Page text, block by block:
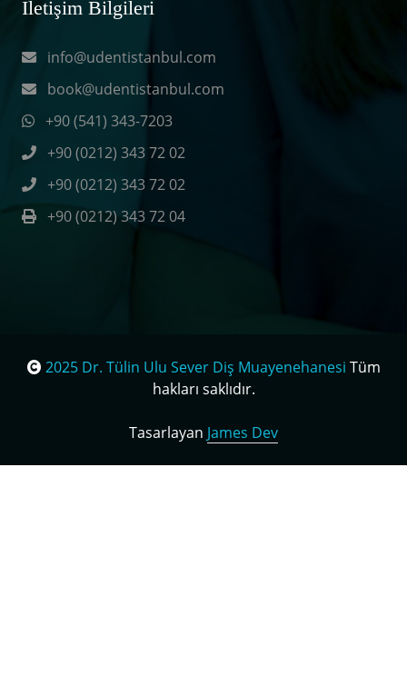
İletişim Bilgileri
info@udentistanbul.com
book@udentistanbul.com
+90 (541) 343-7203
+90 (0212) 343 72 02
+90 (0212) 343 72 02
+90 (0212) 343 72 04
2025 Dr. Tülin Ulu Sever Diş Muayenehanesi Tüm
hakları saklıdır.
Tasarlayan James Dev